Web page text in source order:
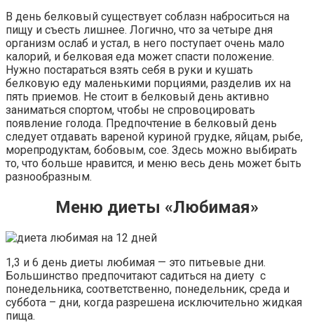
В день белковый существует соблазн наброситься на
пищу и съесть лишнее. Логично, что за четыре дня
организм ослаб и устал, в него поступает очень мало
калорий, и белковая еда может спасти положение.
Нужно постараться взять себя в руки и кушать
белковую еду маленькими порциями, разделив их на
пять приемов. Не стоит в белковый день активно
заниматься спортом, чтобы не спровоцировать
появление голода. Предпочтение в белковый день
следует отдавать вареной куриной грудке, яйцам, рыбе,
морепродуктам, бобовым, сое. Здесь можно выбирать
то, что больше нравится, и меню весь день может быть
разнообразным.
Меню диеты «Любимая»
1,3 и 6 день диеты любимая — это питьевые дни.
Большинство предпочитают садиться на диету с
понедельника, соответственно, понедельник, среда и
суббота – дни, когда разрешена исключительно жидкая
пища.